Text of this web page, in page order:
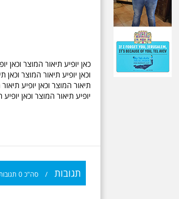
כאן יופיע תיאור המוצר וכאן
וכאן יופיע תיאור המוצר וכאן
תיאור המוצר וכאן יופיע
יופיע תיאור המוצר וכאן
תגובות / סה"כ 0